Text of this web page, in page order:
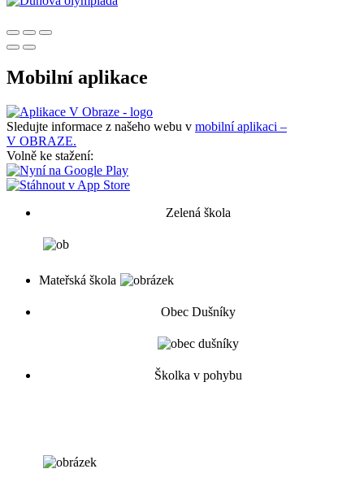
Mobilní aplikace
Sledujte informace z našeho webu v mobilní aplikaci –
V OBRAZE.
Volně ke stažení:
Zelená škola
Mateřská škola
Obec Dušníky
Školka v pohybu